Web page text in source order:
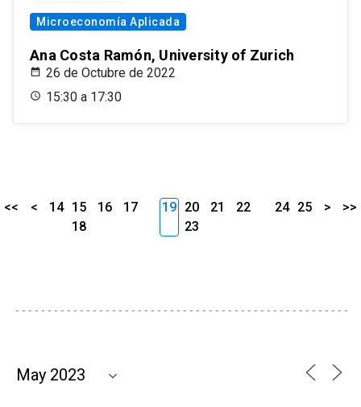
Microeconomía Aplicada
Ana Costa Ramón, University of Zurich
26 de Octubre de 2022
15:30 a 17:30
<< < 14 15 16
17
18
19 20 21
22
23
24 25 > >>